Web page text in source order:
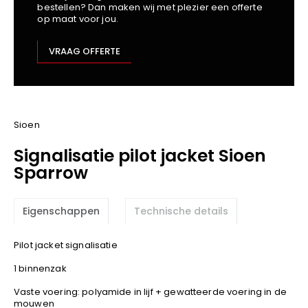
Kariban
M-Safe
OXXA
Premier
Promodoro
Result
Safety Jogger
Shugon
Stanley/Stella
TowelCity
bestellen? Dan maken wij met plezier een offerte
op maat voor jou.
VRAAG OFFERTE
Sioen
Signalisatie pilot jacket Sioen
Sparrow
Eigenschappen Technische details
Pilot jacket signalisatie
1 binnenzak
Vaste voering: polyamide in lijf + gewatteerde voering in de
mouwen